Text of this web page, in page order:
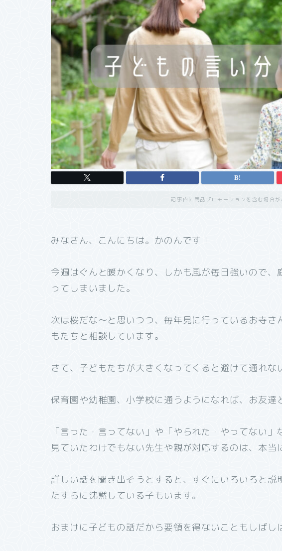
記事内に商品プロモーションを含む場合が
みなさん、こんにちは。かのんです！
今週はぐんと暖かくなり、しかも風が毎日強いので
ってしまいました。
次は桜だな～と思いつつ、毎年見に行っているお寺さ
もたちと相談しています。
さて、子どもたちが大きくなってくると避けて通れな
保育園や幼稚園、小学校に通うようになれば、お友達
「言った・言ってない」や「やられた・やってない
見ていたわけでもない先生や親が対応するのは、本当
詳しい話を聞き出そうとすると、すぐにいろいろと説
たすらに沈黙している子もいます。
おまけに子どもの話だから要領を得ないこともしばし